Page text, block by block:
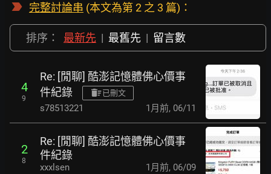
完整討論串 (本文為第 2 之 3 篇)：
排序： 最新先 | 最舊先 | 留言數
4
9
Re: [閒聊] 酷澎記憶體佛心價事
件紀錄
已刪文
s78513221 1月前, 06/11
2
8
Re: [閒聊] 酷澎記憶體佛心價事
件紀錄
xxxlsen 1月前, 06/09